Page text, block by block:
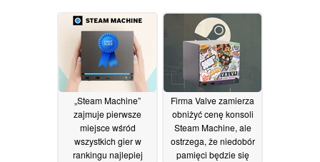
„Steam Machine”
zajmuje pierwsze
miejsce wśród
wszystkich gier w
rankingu najlepiej
Firma Valve zamierza
obniżyć cenę konsoli
Steam Machine, ale
ostrzega, że niedobór
pamięci będzie się